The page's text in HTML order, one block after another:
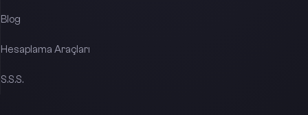
Blog
Hesaplama Araçları
S.S.S.